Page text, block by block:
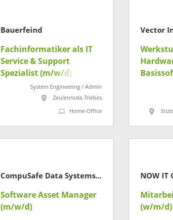
Bauerfeind
Fachinformatiker als IT
Service & Support
Spezialist (m/w/d)
System Engineering / Admin
Zeulenroda-Triebes
Home-Office
Vector
CompuSafe Data Systems AG
Software Asset Manager
(m/w/d)
NOW IT
(w/m/d)